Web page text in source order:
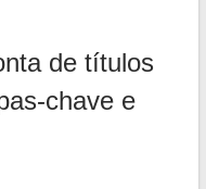
de títulos
chave e